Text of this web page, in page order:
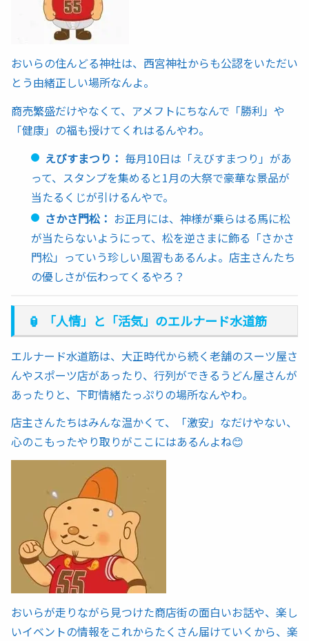
おいらの住んどる神社は、西宮神社からも公認をいただい
とう由緒正しい場所なんよ。
商売繁盛だけやなくて、アメフトにちなんで「勝利」や
「健康」の福も授けてくれはるんやわ。
えびすまつり： 毎月10日は「えびすまつり」があ
って、スタンプを集めると1月の大祭で豪華な景品が
当たるくじが引けるんやで。
さかさ門松： お正月には、神様が乗らはる馬に松
が当たらないようにって、松を逆さまに飾る「さかさ
門松」っていう珍しい風習もあるんよ。店主さんたち
の優しさが伝わってくるやろ？
🏮 「人情」と「活気」のエルナード水道筋
エルナード水道筋は、大正時代から続く老舗のスーツ屋さ
んやスポーツ店があったり、行列ができるうどん屋さんが
あったりと、下町情緒たっぷりの場所なんやわ。
店主さんたちはみんな温かくて、「激安」なだけやない、
心のこもったやり取りがここにはあるんよね😊
おいらが走りながら見つけた商店街の面白いお話や、楽し
いイベントの情報をこれからたくさん届けていくから、楽